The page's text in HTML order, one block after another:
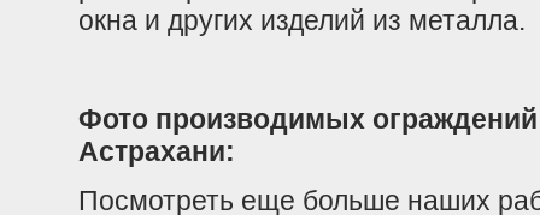
окна и других изделий из металла.
Фото производимых
Астрахани:
Посмотреть еще больше наших